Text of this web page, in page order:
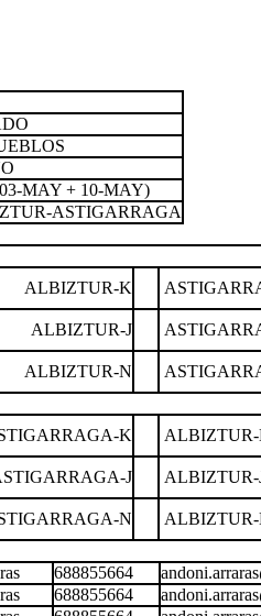
MAY + 10-MAY)
ASTIGARRAGA
ALBIZTUR-K
ALBIZTUR-J
ALBIZTUR-N
K
J
ALBIZTUR-
N
688855664
688855664